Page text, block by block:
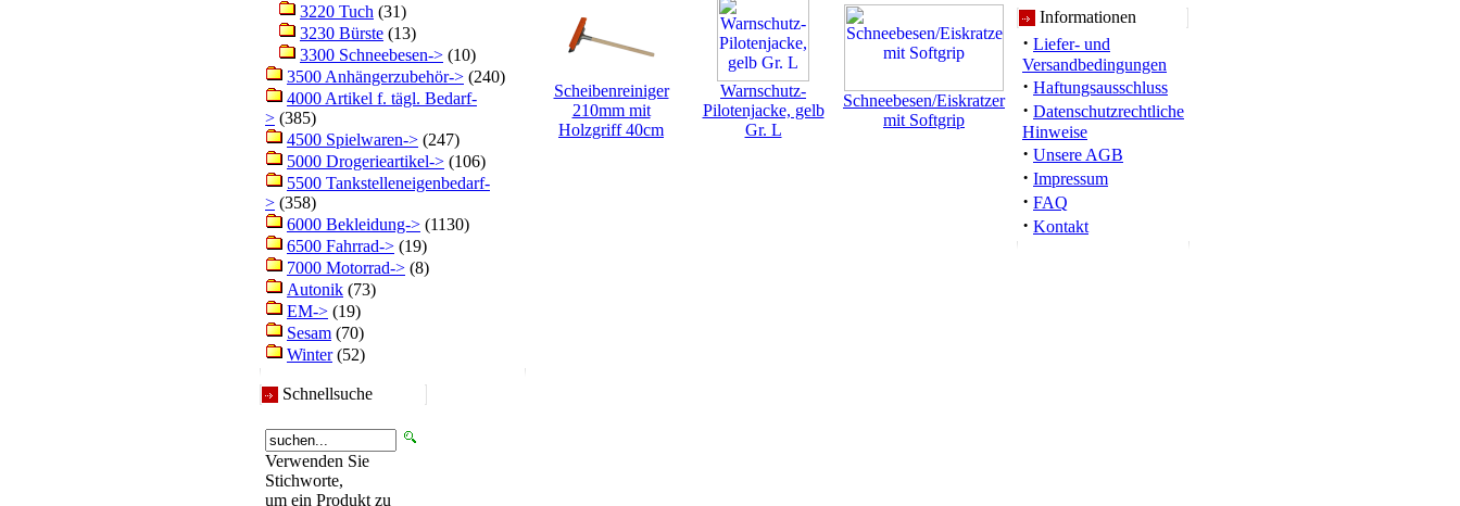
3220 Tuch (31)
3230 Bürste (13)
3300 Schneebesen-> (10)
3500 Anhängerzubehör-> (240)
4000 Artikel f. tägl. Bedarf-
> (385)
4500 Spielwaren-> (247)
5000 Drogerieartikel-> (106)
5500 Tankstelleneigenbedarf-
> (358)
6000 Bekleidung-> (1130)
6500 Fahrrad-> (19)
7000 Motorrad-> (8)
Autonik (73)
EM-> (19)
Sesam (70)
Winter(52)
Schnellsuche
Verwenden Sie
Stichworte,
um ein Produkt zu
Scheibenreiniger
210mm mit
Holzgriff 40cm
Warnschutz-
Pilotenjacke, gelb
Gr. L
Schneebesen/Eiskratzer
mit Softgrip
Informationen
· Liefer- und
Versandbedingungen
· Haftungsausschluss
· Datenschutzrechtliche
Hinweise
· Unsere AGB
· Impressum
· FAQ
· Kontakt